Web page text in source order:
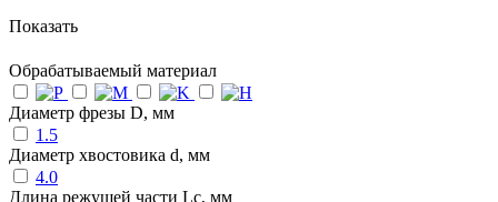
Показать
Обрабатываемый материал
Диаметр фрезы D, мм
1.5
Диаметр хвостовика d, мм
4.0
Длина режущей части Lc, мм